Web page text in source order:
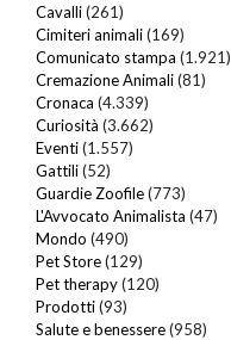
Cavalli(261)
Cimiteri animali(169)
Comunicato stampa (1.921)
Cremazione Animali(81)
Cronaca (4.339)
Curiosità (3.662)
Eventi(1.557)
Gattili(52)
Guardie Zoofile(773)
L'Avvocato Animalista (47)
Mondo (490)
Pet Store(129)
Pet therapy(120)
Prodotti(93)
Salute e benessere(958)